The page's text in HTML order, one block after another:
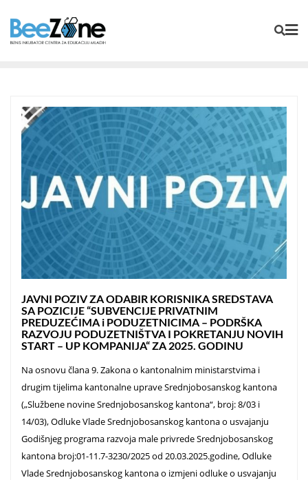
JAVNI POZIV ZA ODABIR KORISNIKA SREDSTAVA
SA POZICIJE “SUBVENCIJE PRIVATNIM
PREDUZEĆIMA i PODUZETNICIMA – PODRŠKA
RAZVOJU PODUZETNIŠTVA I POKRETANJU NOVIH
START – UP KOMPANIJA“ ZA 2025. GODINU
Na osnovu člana 9. Zakona o kantonalnim ministarstvima i
drugim tijelima kantonalne uprave Srednjobosanskog kantona
(„Službene novine Srednjobosanskog kantona“, broj: 8/03 i
14/03), Odluke Vlade Srednjobosanskog kantona o usvajanju
Godišnjeg programa razvoja male privrede Srednjobosanskog
kantona broj:01-11.7-3230/2025 od 20.03.2025.godine, Odluke
Vlade Srednjobosanskog kantona o izmjeni odluke o usvajanju